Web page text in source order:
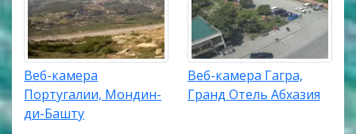
Веб-камера
Португалии, Мондин-
ди-Башту
Веб-камера Гагра,
Гранд Отель Абхазия